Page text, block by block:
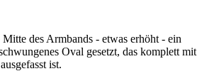
des Armbands - etwas erhöht - ein
Oval gesetzt, das komplett mit
ist.